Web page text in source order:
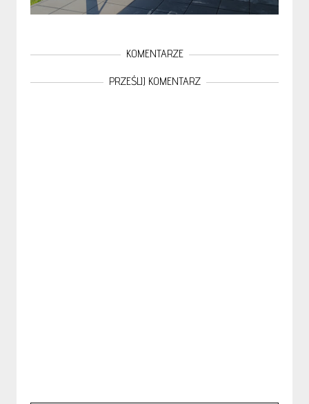
KOMENTARZE
PRZEŚLIJ KOMENTARZ